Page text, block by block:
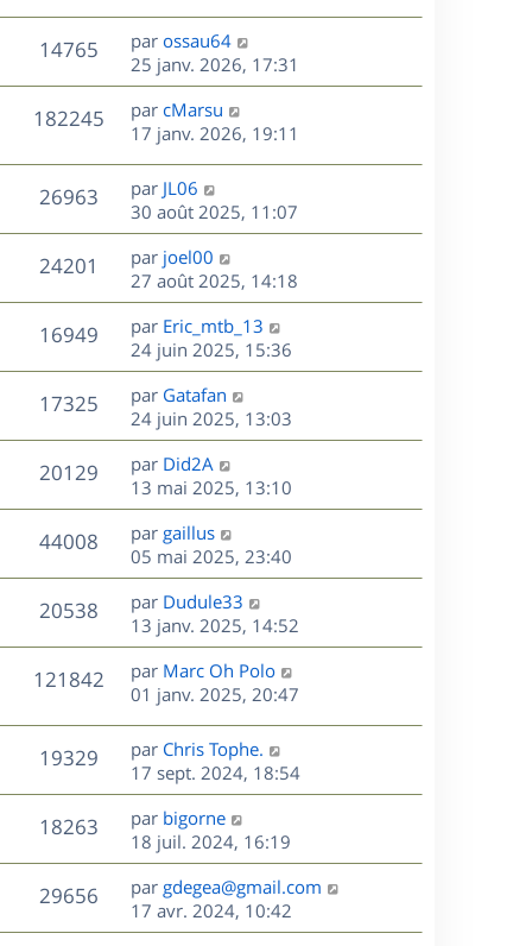
e
s
n
i
e
r
m
e
s
a
g
e
14765V
u
e
D
e
r
n
i
e
r
m
e
s
s
a
g
e
par ossau64
25 janv. 2026, 17:31
182245V
u
D
e
n
i
e
r
m
e
s
s
a
g
e
par cMarsu
17 janv. 2026, 19:11
26963V
u
s
D
e
r
n
i
e
r
m
e
s
s
a
g
e
par JL06
30 août 2025, 11:07
24201
u
D
e
r
n
i
e
r
m
e
s
s
a
g
e
par joel00
27 août 2025, 14:18
16949V
u
s
D
e
r
n
i
e
r
m
e
s
s
a
g
e
par Eric_mtb_13
24 juin 2025, 15:36
17325V
u
s
D
e
r
n
i
e
r
m
e
s
s
a
g
e
par Gatafan
24 juin 2025, 13:03
20129V
u
e
s
D
e
r
n
i
e
r
m
e
s
s
a
g
e
par Did2A
13 mai 2025, 13:10
44008V
u
e
s
D
e
r
n
i
e
r
m
e
s
s
a
g
e
par gaillus
05 mai 2025, 23:40
20538V
u
e
D
e
r
n
i
r
m
e
s
s
a
g
e
par Dudule33
13 janv. 2025, 14:52
121842V
u
D
e
i
e
r
m
e
s
s
a
par Marc Oh Polo
01 janv. 2025, 20:47
19329V
u
e
D
e
r
n
i
e
r
m
e
par Chris Tophe.
17 sept. 2024, 18:54
18263V
u
e
D
e
r
n
i
e
par bigorne
18 juil. 2024, 16:19
29656V
u
D
e
r
par gdegea@gmail.com
17 avr. 2024, 10:42